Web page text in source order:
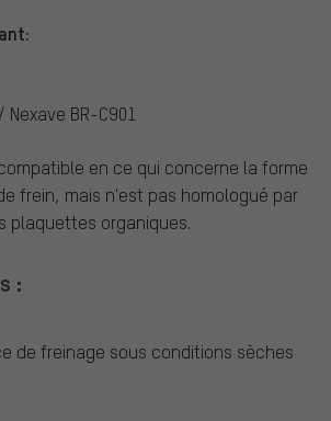
BR-C901
en ce qui concerne la forme
frein, mais n'est pas homologué par
plaquettes organiques.
:
de freinage sous conditions sèches